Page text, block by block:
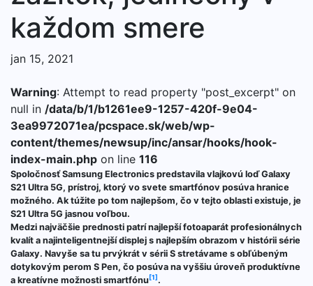
každom smere
jan 15, 2021
Warning: Attempt to read property "post_excerpt" on
null in /data/b/1/b1261ee9-1257-420f-9e04-
3ea9972071ea/pcspace.sk/web/wp-
content/themes/newsup/inc/ansar/hooks/hook-
index-main.php on line 116
Spoločnosť Samsung Electronics predstavila vlajkovú loď Galaxy
S21 Ultra 5G, prístroj, ktorý vo svete smartfónov posúva hranice
možného. Ak túžite po tom najlepšom, čo v tejto oblasti existuje, je
S21 Ultra 5G jasnou voľbou.
Medzi najväčšie prednosti patrí najlepší fotoaparát profesionálnych
kvalít a najinteligentnejší displej s najlepším obrazom v histórii série
Galaxy. Navyše sa tu prvýkrát v sérii S stretávame s obľúbeným
dotykovým perom S Pen, čo posúva na vyššiu úroveň produktívne
a kreatívne možnosti smartfónu[1].